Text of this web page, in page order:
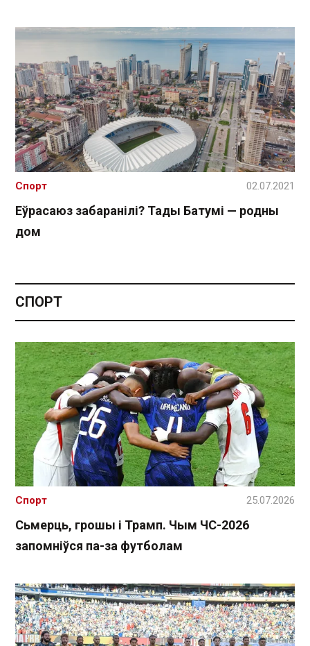
Еўрасаюз забаранілі? Тады Батумі — родны
дом
Спорт 02.07.2021
СПОРТ
Сьмерць, грошы і Трамп. Чым ЧС-2026
запомніўся па-за футболам
Спорт 25.07.2026